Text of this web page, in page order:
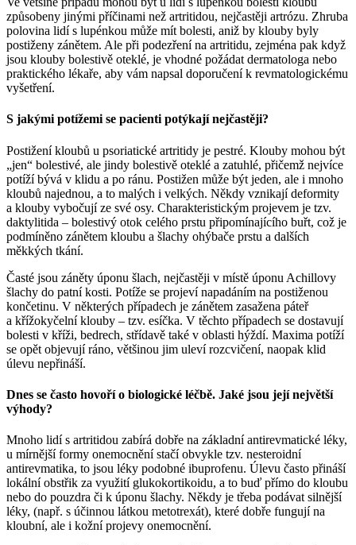
způsobeny jinými příčinami než artritidou, nejčastěji artrózu. Zhruba
polovina lidí s lupénkou může mít bolesti, aniž by klouby byly
postiženy zánětem. Ale při podezření na artritidu, zejména pak když
jsou klouby bolestivě oteklé, je vhodné požádat dermatologa nebo
praktického lékaře, aby vám napsal doporučení k revmatologickému
vyšetření.
S jakými potížemi se pacienti potýkají nejčastěji?
Postižení kloubů u psoriatické artritidy je pestré. Klouby mohou být
„jen“ bolestivé, ale jindy bolestivě oteklé a zatuhlé, přičemž nejvíce
potíží bývá v klidu a po ránu. Postižen může být jeden, ale i mnoho
kloubů najednou, a to malých i velkých. Někdy vznikají deformity
a klouby vybočují ze své osy. Charakteristickým projevem je tzv.
daktylitida – bolestivý otok celého prstu připomínajícího buřt, což je
podmíněno zánětem kloubu a šlachy ohýbače prstu a dalších
měkkých tkání.
Časté jsou záněty úponu šlach, nejčastěji v místě úponu Achillovy
šlachy do patní kosti. Potíže se projeví napadáním na postiženou
končetinu. V některých případech je zánětem zasažena páteř
a křížokyčelní klouby – tzv. esíčka. V těchto případech se dostavují
bolesti v kříži, bedrech, střídavě také v oblasti hýždí. Maxima potíží
se opět objevují ráno, většinou jim uleví rozcvičení, naopak klid
úlevu nepřináší.
Dnes se často hovoří o biologické léčbě. Jaké jsou její největší
výhody?
Mnoho lidí s artritidou zabírá dobře na základní antirevmatické léky,
u mírnější formy onemocnění stačí obvykle tzv. nesteroidní
antirevmatika, to jsou léky podobné ibuprofenu. Úlevu často přináší
lokální obstřik za využití glukokortikoidu, a to buď přímo do kloubu
nebo do pouzdra či k úponu šlachy. Někdy je třeba podávat silnější
léky, (např. s účinnou látkou metotrexát), které dobře fungují na
kloubní, ale i kožní projevy onemocnění.